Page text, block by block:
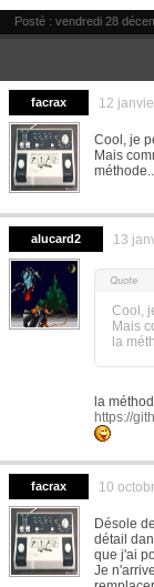
Posté : vendredi 28
facrax 12
Cool, je
Mais
alucard2 13
Cool,
Mais
la
la
https://
facrax 10
Désole
détail
que j'ai
Je